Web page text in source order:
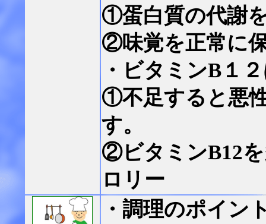
①蛋白質の代謝
②味覚を正常に
・ビタミンB１
①不足すると悪
す。
②ビタミンB12
ロリー
・調理のポイン